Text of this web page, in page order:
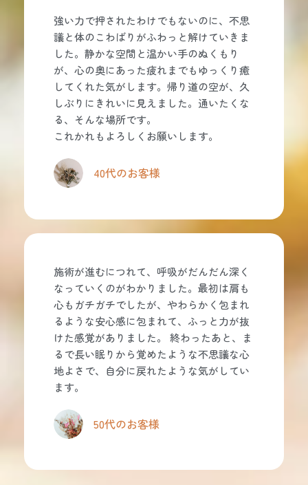
施術が進むにつれて、呼吸がだんだん深く
なっていくのがわかりました。最初は肩も
心もガチガチでしたが、やわらかく包まれ
るような安心感に包まれて、ふっと力が抜
けた感覚がありました。 終わったあと、ま
るで長い眠りから覚めたような不思議な心
地よさで、自分に戻れたような気がしてい
ます。
50代のお客様
強い力で押されたわけでもないのに、不思
議と体のこわばりがふわっと解けていきま
した。静かな空間と温かい手のぬくもり
が、心の奥にあった疲れまでもゆっくり癒
してくれた気がします。帰り道の空が、久
しぶりにきれいに見えました。通いたくな
る、そんな場所です。
これかれもよろしくお願いします。
40代のお客様